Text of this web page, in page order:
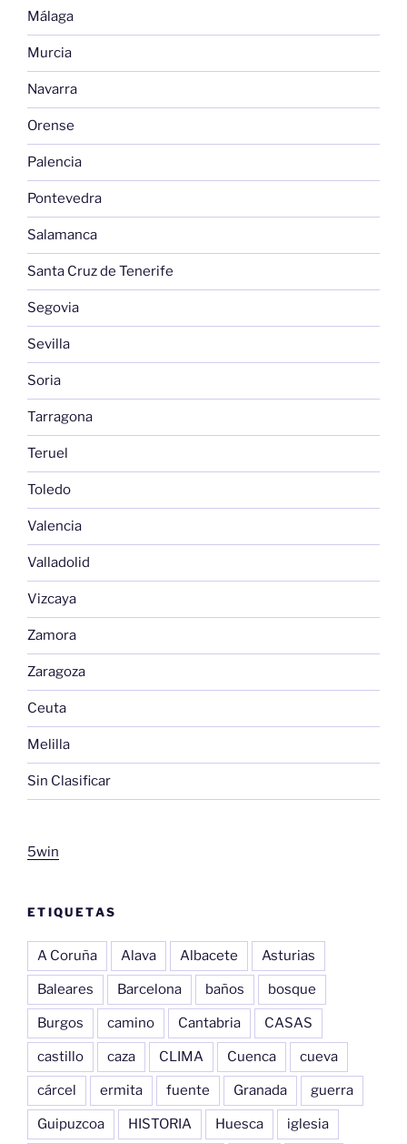
Málaga
Murcia
Navarra
Orense
Palencia
Pontevedra
Salamanca
Santa Cruz de Tenerife
Segovia
Sevilla
Soria
Tarragona
Teruel
Toledo
Valencia
Valladolid
Vizcaya
Zamora
Zaragoza
Ceuta
Melilla
Sin Clasificar
5win
ETIQUETAS
A Coruña Alava Albacete Asturias
Baleares Barcelona baños bosque
Burgos camino Cantabria CASAS
castillo caza CLIMA Cuenca cueva
cárcel ermita fuente Granada guerra
Guipuzcoa HISTORIA Huesca iglesia